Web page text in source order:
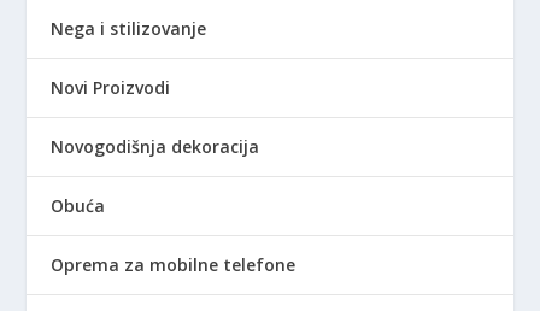
Nega i stilizovanje
Novi Proizvodi
Novogodišnja dekoracija
Obuća
Oprema za mobilne telefone